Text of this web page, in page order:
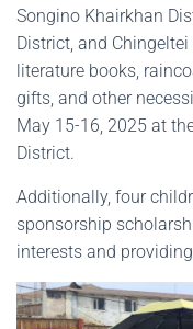
Songino Khairkhan
District, and
literature books,
gifts, and other
May 15-16, 2025 at
District.
Additionally, four
sponsorship
interests and